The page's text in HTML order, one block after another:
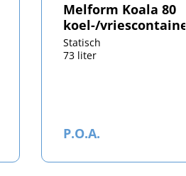
Melform Koala 80
koel-/vriescontainer
Statisch
73 liter
P.O.A.